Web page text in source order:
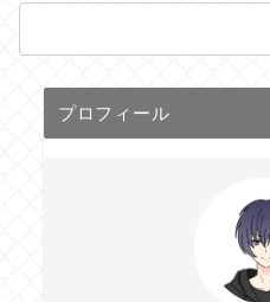
プロフィール